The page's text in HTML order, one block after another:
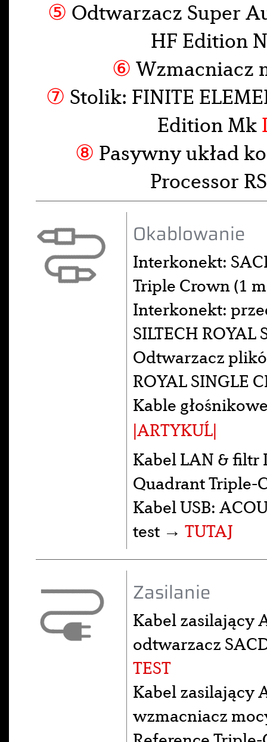
⑤ Odtwarzacz Super
HF Edition
⑥ Wzmacniacz
⑦ Stolik: FINITE
Edition Mk
⑧ Pasywny układ
Processor
Okablowanie
Interkonekt:
Triple Crown (1
Interkonekt:
SILTECH
Odtwarzacz
ROYAL SINGLE
Kable
|ARTYKUĹ|
Kabel LAN & filtr
Quadrant Triple-
Kabel USB:
test → TUTAJ
Zasilanie
Kabel zasilający
odtwarzacz
TEST
Kabel zasilający
wzmacniacz